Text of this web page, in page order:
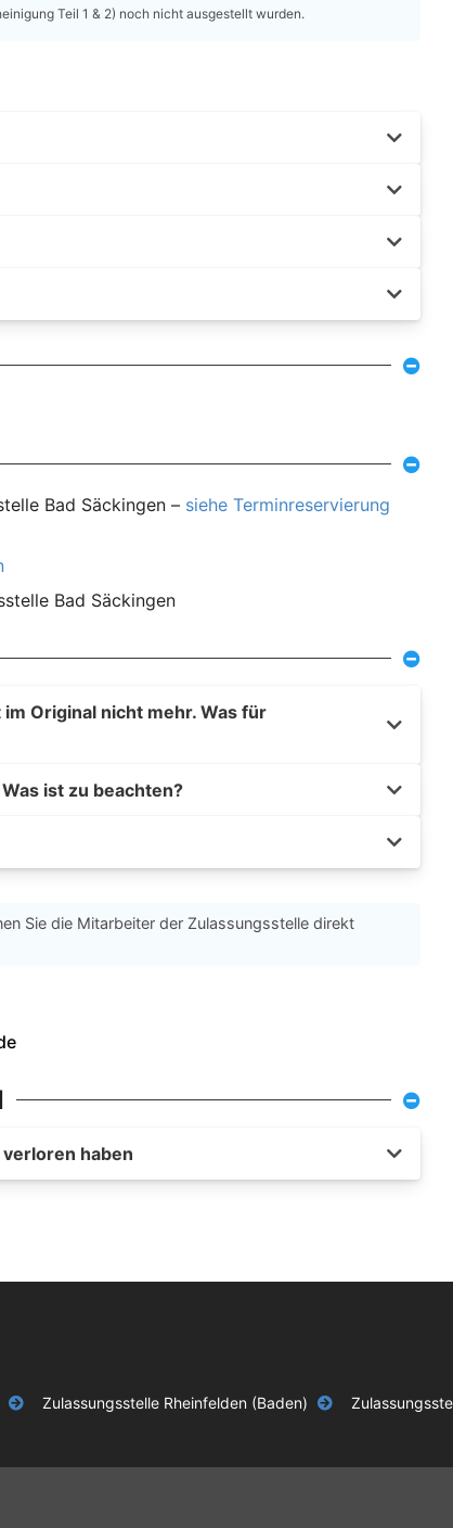
Teil 1 & 2) noch nicht ausgestellt wurden.
Bad Säckingen – siehe Terminreservierung
Bad Säckingen
Original nicht mehr. Was für
ist zu beachten?
Sie die Mitarbeiter der Zulassungsstelle direkt
haben
Zulassungsstelle Rheinfelden (Baden)